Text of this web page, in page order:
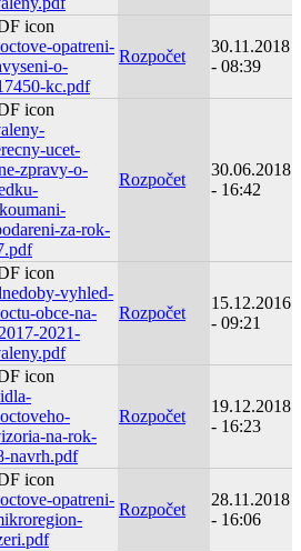
opatreni-
o-
kc.pdf
Rozpočet
30.11.2018
- 08:39
ucet-
zpravy-o-
za-rok-
Rozpočet
30.06.2018
- 16:42
vyhled-
obce-na-
2021-
Rozpočet
15.12.2016
- 09:21
na-rok-
navrh.pdf
Rozpočet
19.12.2018
- 16:23
opatreni-
Rozpočet
28.11.2018
- 16:06